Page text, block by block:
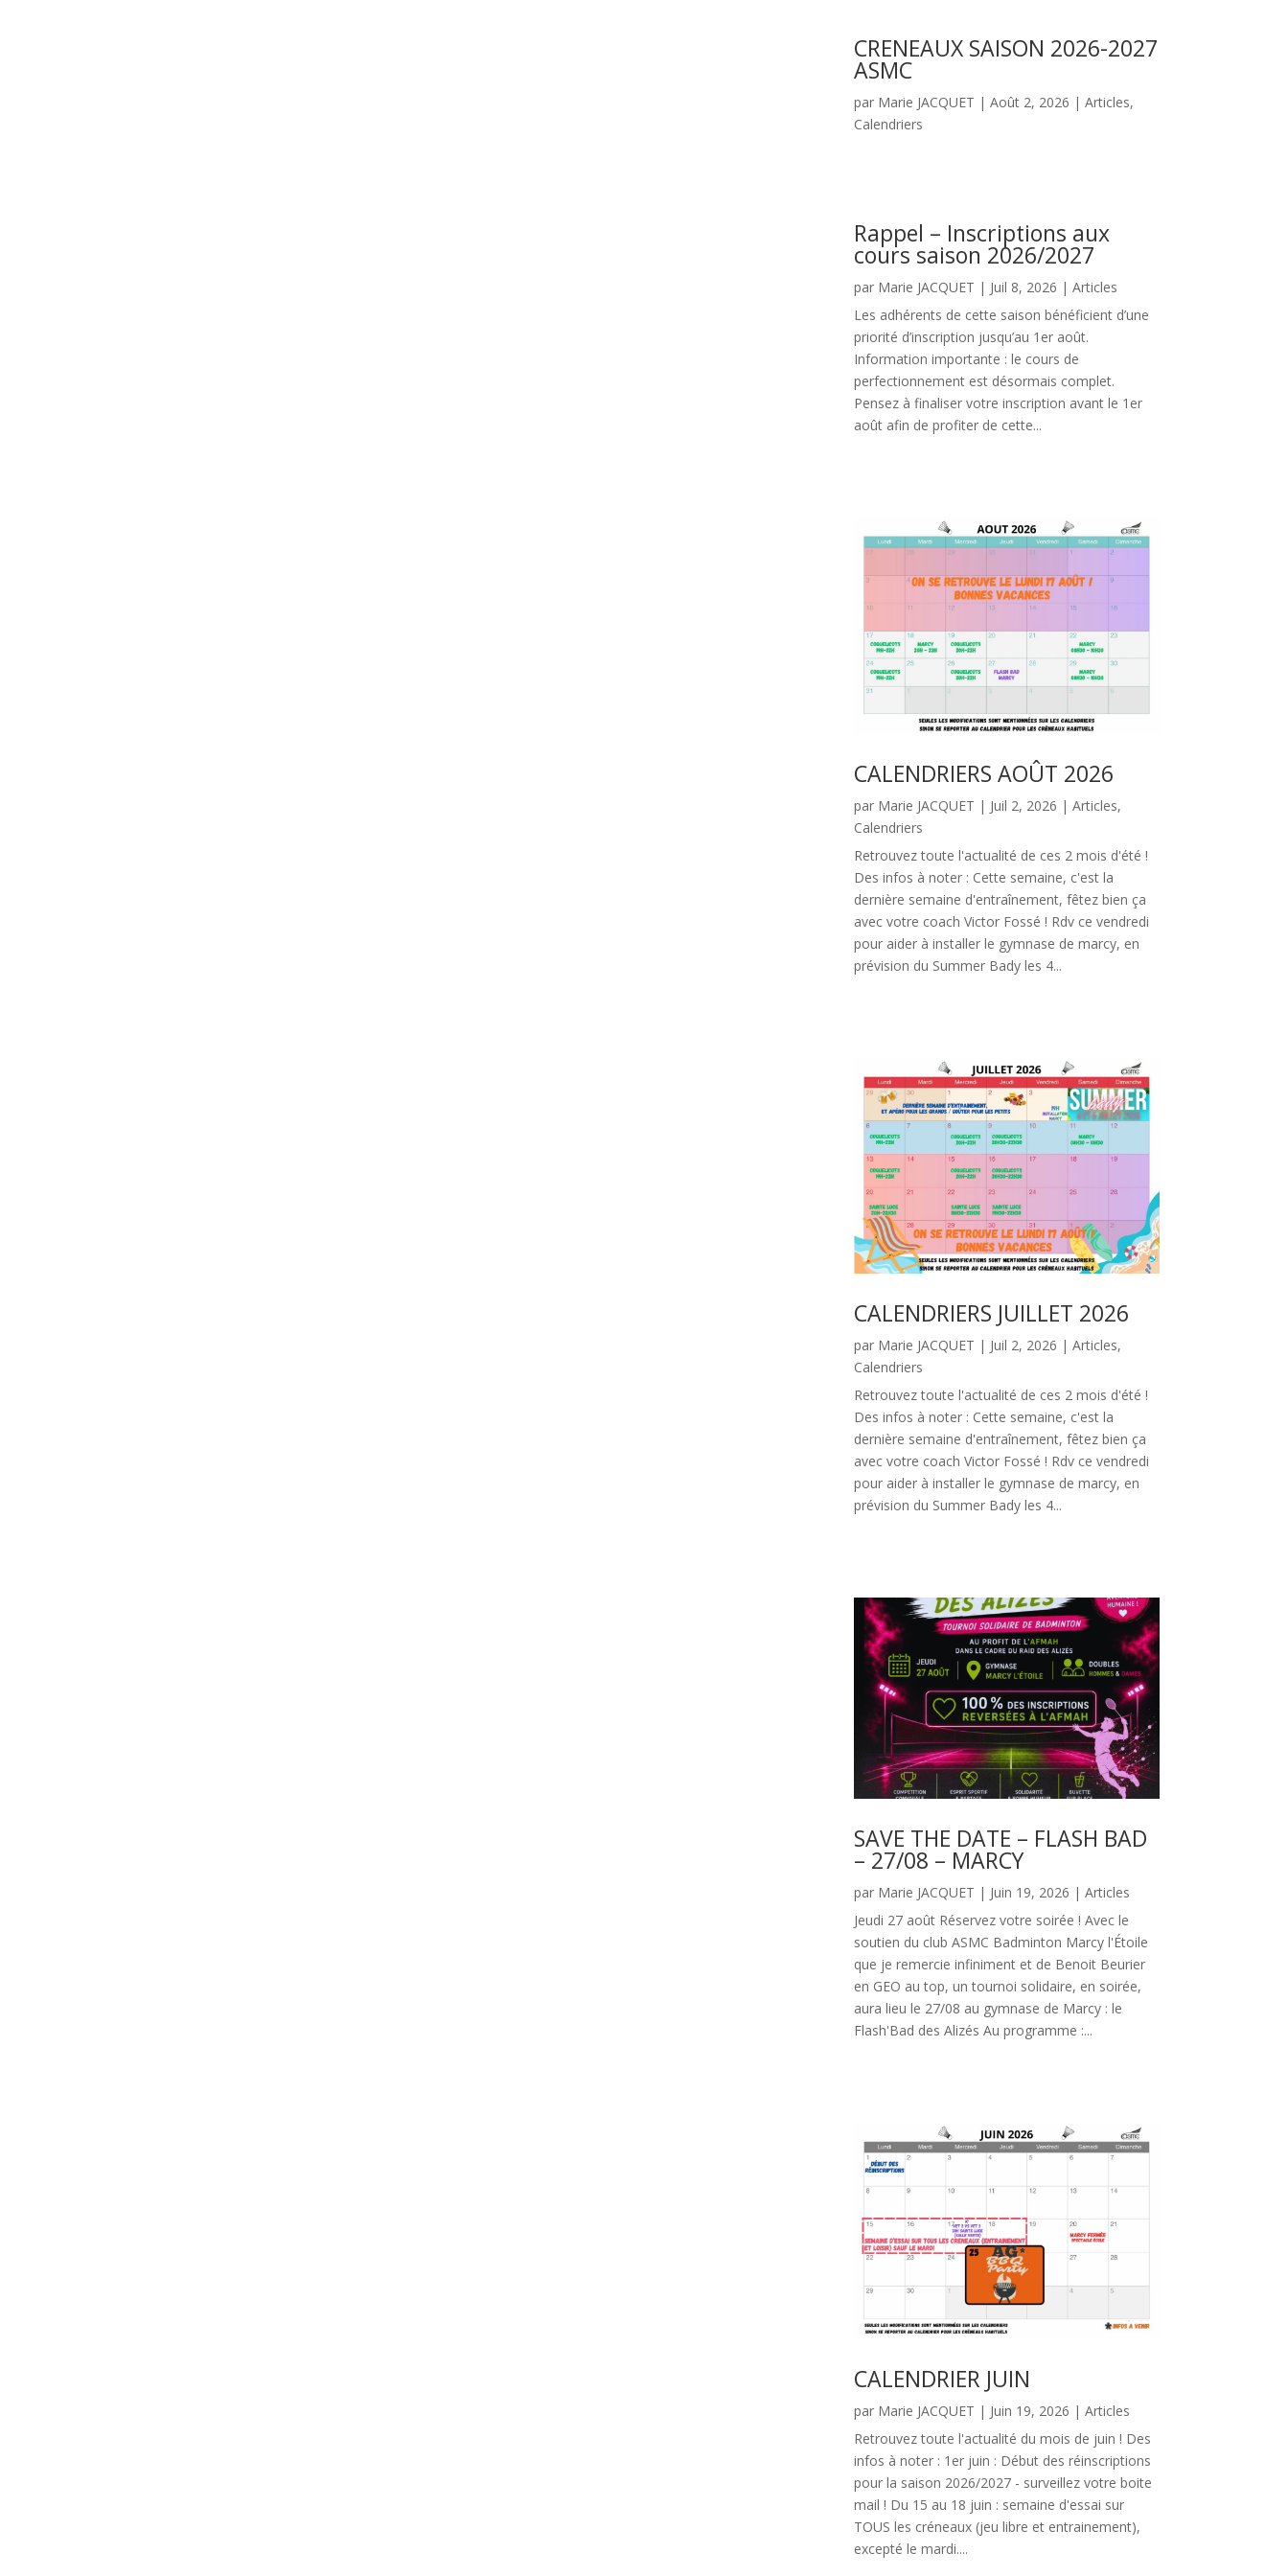
CRENEAUX SAISON 2026-2027
ASMC
par Marie JACQUET | Août 2, 2026 | Articles,
Calendriers
Rappel – Inscriptions aux
cours saison 2026/2027
par Marie JACQUET | Juil 8, 2026 | Articles
Les adhérents de cette saison bénéficient d’une
priorité d’inscription jusqu’au 1er août.
Information importante : le cours de
perfectionnement est désormais complet.
Pensez à finaliser votre inscription avant le 1er
août afin de profiter de cette...
CALENDRIERS AOÛT 2026
par Marie JACQUET | Juil 2, 2026 | Articles,
Calendriers
Retrouvez toute l'actualité de ces 2 mois d'été !
Des infos à noter : Cette semaine, c'est la
dernière semaine d'entraînement, fêtez bien ça
avec votre coach Victor Fossé ! Rdv ce vendredi
pour aider à installer le gymnase de marcy, en
prévision du Summer Bady les 4...
CALENDRIERS JUILLET 2026
par Marie JACQUET | Juil 2, 2026 | Articles,
Calendriers
Retrouvez toute l'actualité de ces 2 mois d'été !
Des infos à noter : Cette semaine, c'est la
dernière semaine d'entraînement, fêtez bien ça
avec votre coach Victor Fossé ! Rdv ce vendredi
pour aider à installer le gymnase de marcy, en
prévision du Summer Bady les 4...
SAVE THE DATE – FLASH BAD
– 27/08 – MARCY
par Marie JACQUET | Juin 19, 2026 | Articles
Jeudi 27 août Réservez votre soirée ! Avec le
soutien du club ASMC Badminton Marcy l'Étoile
que je remercie infiniment et de Benoit Beurier
en GEO au top, un tournoi solidaire, en soirée,
aura lieu le 27/08 au gymnase de Marcy : le
Flash'Bad des Alizés Au programme :...
CALENDRIER JUIN
par Marie JACQUET | Juin 19, 2026 | Articles
Retrouvez toute l'actualité du mois de juin ! Des
infos à noter : 1er juin : Début des réinscriptions
pour la saison 2026/2027 - surveillez votre boite
mail ! Du 15 au 18 juin : semaine d'essai sur
TOUS les créneaux (jeu libre et entrainement),
excepté le mardi....